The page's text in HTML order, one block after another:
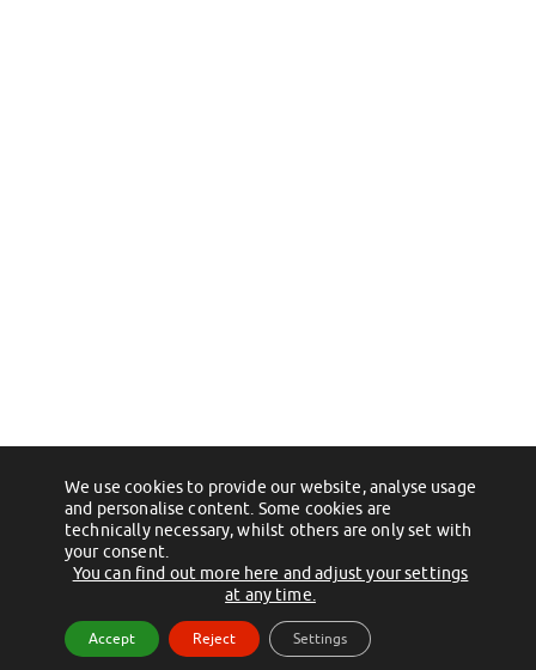
We use cookies to provide our website, analyse usage
and personalise content. Some cookies are
technically necessary, whilst others are only set with
your consent.
You can find out more here and adjust your settings
at any time.
Accept Reject Settings